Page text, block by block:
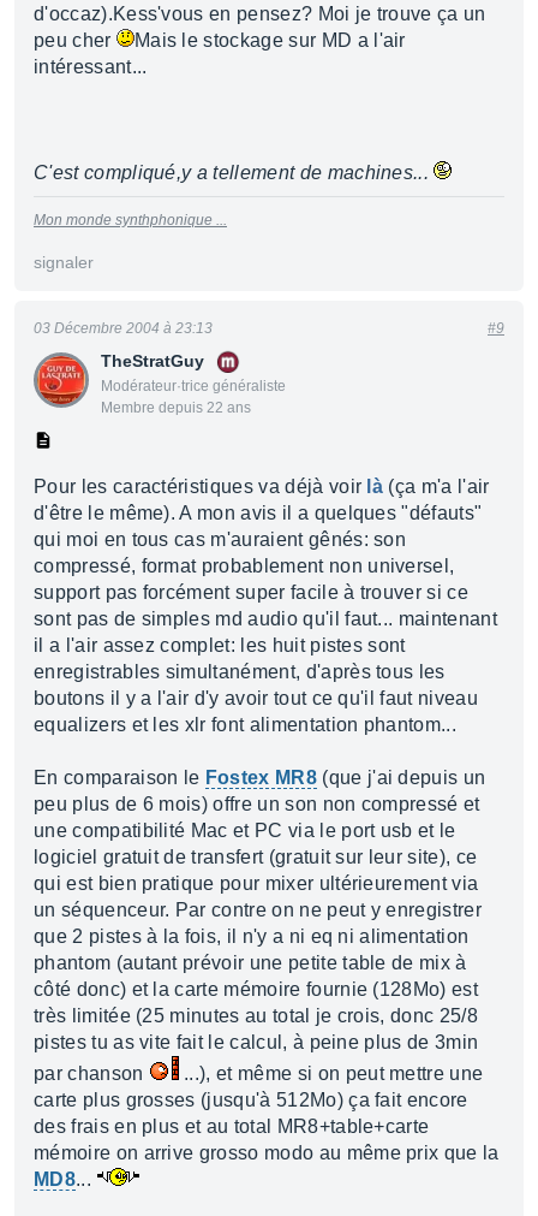
d'occaz).Kess'vous en pensez? Moi je trouve ça un
peu cher
Mais le stockage sur MD a l'air
intéressant...
C'est compliqué,y a tellement de machines...
Mon monde synthphonique ...
signaler
TheStratGuy
Modérateur·trice généraliste
Membre depuis 22 ans
03 Décembre 2004 à 23:13 #9
Pour les caractéristiques va déjà voir là (ça m'a l'air
d'être le même). A mon avis il a quelques "défauts"
qui moi en tous cas m'auraient gênés: son
compressé, format probablement non universel,
support pas forcément super facile à trouver si ce
sont pas de simples md audio qu'il faut... maintenant
il a l'air assez complet: les huit pistes sont
enregistrables simultanément, d'après tous les
boutons il y a l'air d'y avoir tout ce qu'il faut niveau
equalizers et les xlr font alimentation phantom...
En comparaison le Fostex MR8(que j'ai depuis un
peu plus de 6 mois) offre un son non compressé et
une compatibilité Mac et PC via le port usb et le
logiciel gratuit de transfert (gratuit sur leur site), ce
qui est bien pratique pour mixer ultérieurement via
un séquenceur. Par contre on ne peut y enregistrer
que 2 pistes à la fois, il n'y a ni eq ni alimentation
phantom (autant prévoir une petite table de mix à
côté donc) et la carte mémoire fournie (128Mo) est
très limitée (25 minutes au total je crois, donc 25/8
pistes tu as vite fait le calcul, à peine plus de 3min
par chanson
...), et même si on peut mettre une
carte plus grosses (jusqu'à 512Mo) ça fait encore
des frais en plus et au total MR8+table+carte
mémoire on arrive grosso modo au même prix que la
MD8...